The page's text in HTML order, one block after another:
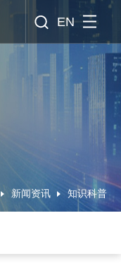
EN
新闻资讯 知识科普